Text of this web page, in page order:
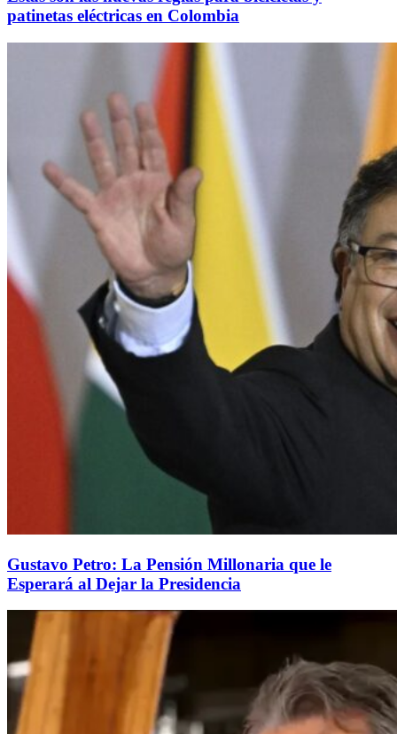
patinetas eléctricas en Colombia
Gustavo Petro: La Pensión Millonaria que le
Esperará al Dejar la Presidencia